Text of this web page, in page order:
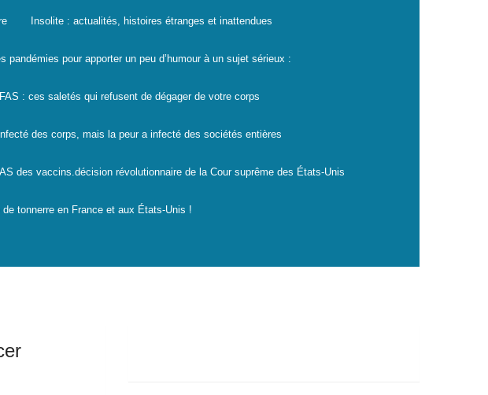
Insolite : actualités, histoires étranges et inattendues
pandémies pour apporter un peu d’humour à un sujet sérieux :
: ces saletés qui refusent de dégager de votre corps
des corps, mais la peur a infecté des sociétés entières
des vaccins.décision révolutionnaire de la Cour suprême des États-Unis
tonnerre en France et aux États-Unis !